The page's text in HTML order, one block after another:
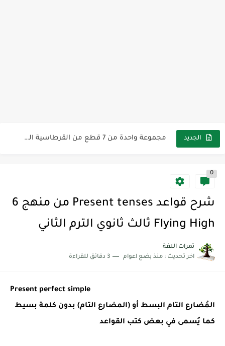
الجديد مجموعة واحدة من 7 قطع من القرطاسية الجميلة
أهمية تعلم قواعد اللغة الإنجليزية | مكونات الجملة في اللغة...
0
شرح قواعد Present tenses من منهج 6
Flying High ثالث ثانوي الترم الثاني
ثمرات اللغة
اخر تحديث : منذ بضع اعوام 3 دقائق للقراءة
Present perfect simple
المُضارع التام البسط أو (المضارع التام) بدون كلمة بسيط
كما يُسمى في بعض كتب القواعد